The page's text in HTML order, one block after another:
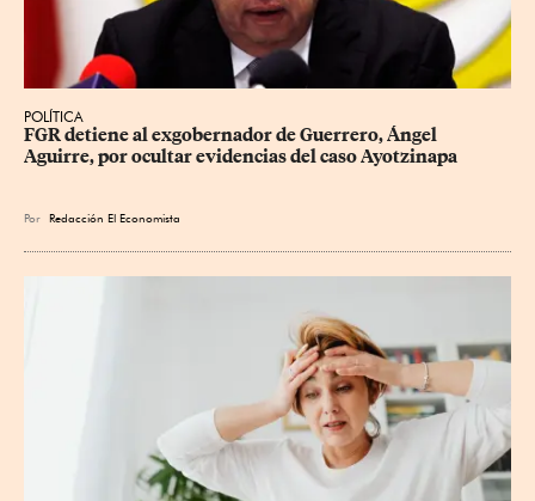
POLÍTICA
FGR detiene al exgobernador de Guerrero, Ángel
Aguirre, por ocultar evidencias del caso Ayotzinapa
Por Redacción El Economista